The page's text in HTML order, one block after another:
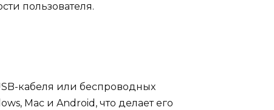
пользователя.
кабеля или беспроводных
Mac и Android, что делает его